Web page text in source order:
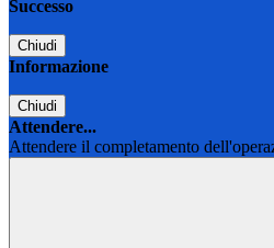
Successo
Chiudi
Informazione
Chiudi
Attendere...
Attendere il completamento